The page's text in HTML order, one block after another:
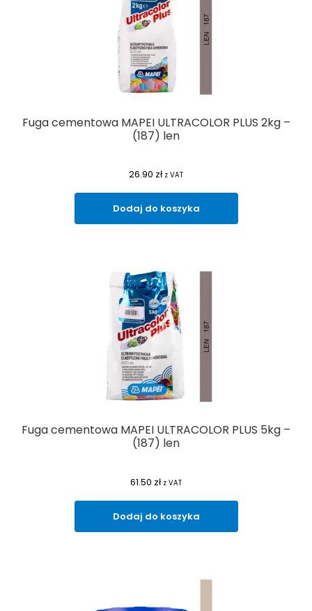
Fuga cementowa MAPEI ULTRACOLOR PLUS 2kg –
(187) len
26.90 zł z VAT
Dodaj do koszyka
Fuga cementowa MAPEI ULTRACOLOR PLUS 5kg –
(187) len
61.50 zł z VAT
Dodaj do koszyka